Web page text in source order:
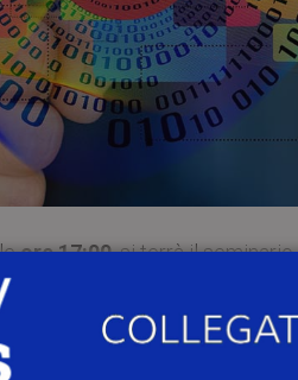
ore 17:00, si terrà il seminario
Pisa)